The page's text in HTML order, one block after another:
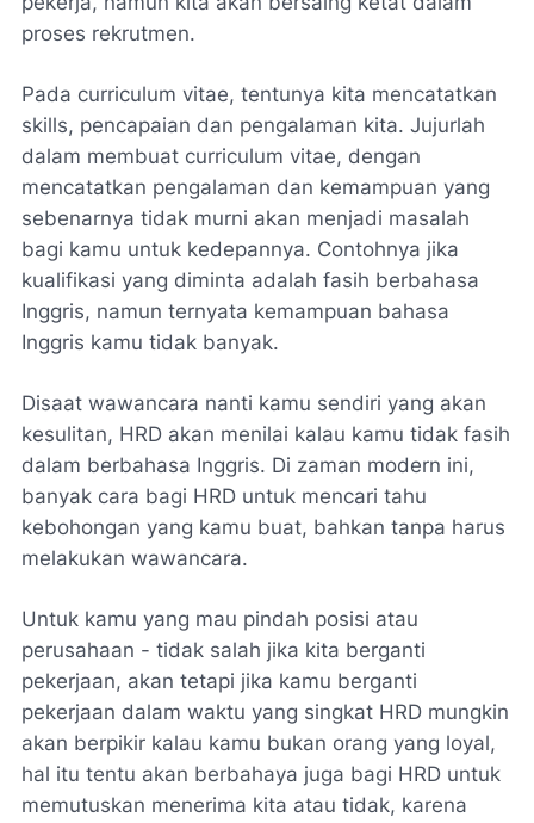
proses rekrutmen.
Pada curriculum vitae, tentunya kita mencatatkan
skills, pencapaian dan pengalaman kita. Jujurlah
dalam membuat curriculum vitae, dengan
mencatatkan pengalaman dan kemampuan yang
sebenarnya tidak murni akan menjadi masalah
bagi kamu untuk kedepannya. Contohnya jika
kualifikasi yang diminta adalah fasih berbahasa
Inggris, namun ternyata kemampuan bahasa
Inggris kamu tidak banyak.
Disaat wawancara nanti kamu sendiri yang akan
kesulitan, HRD akan menilai kalau kamu tidak fasih
dalam berbahasa Inggris. Di zaman modern ini,
banyak cara bagi HRD untuk mencari tahu
kebohongan yang kamu buat, bahkan tanpa harus
melakukan wawancara.
Untuk kamu yang mau pindah posisi atau
perusahaan - tidak salah jika kita berganti
pekerjaan, akan tetapi jika kamu berganti
pekerjaan dalam waktu yang singkat HRD mungkin
akan berpikir kalau kamu bukan orang yang loyal,
hal itu tentu akan berbahaya juga bagi HRD untuk
memutuskan menerima kita atau tidak, karena